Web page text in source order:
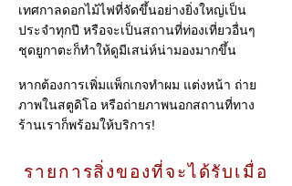
เทศกาลดอกไม้ไฟที่จัดขึ้นอย่างยิ่งใหญ่เป็น
ประจำทุกปี หรือจะเป็นสถานที่ท่องเที่ยวอื่นๆ
ชุดยูกาตะก็ทำให้ดูมีเสน่ห์น่ามองมากขึ้น
หากต้องการเพิ่มแพ็กเกจทำผม แต่งหน้า ถ่าย
ภาพในสตูดิโอ หรือถ่ายภาพนอกสถานที่ทาง
ร้านเราก็พร้อมให้บริการ!
รายการสิ่งของที่จะได้รับเมื่อ